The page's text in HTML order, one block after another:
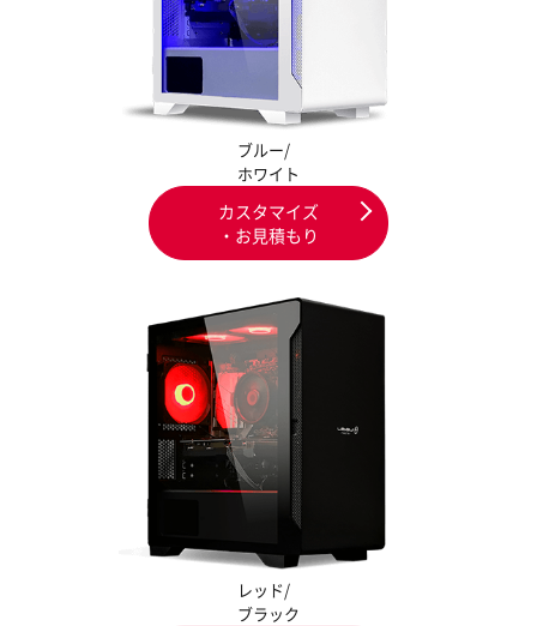
ブルー/
ホワイト
カスタマイズ
・お見積もり
レッド/
ブラック